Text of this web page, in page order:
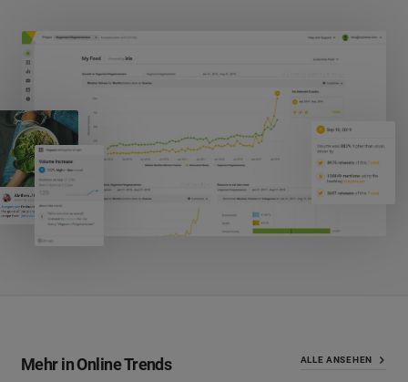
Mehr in Online Trends ALLE ANSEHEN